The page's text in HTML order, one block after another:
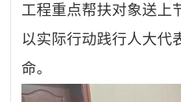
工程重点帮扶对象送上
以实际行动践行人大代
命。